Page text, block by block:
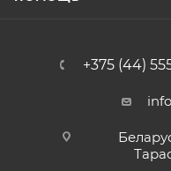
+375 (44)